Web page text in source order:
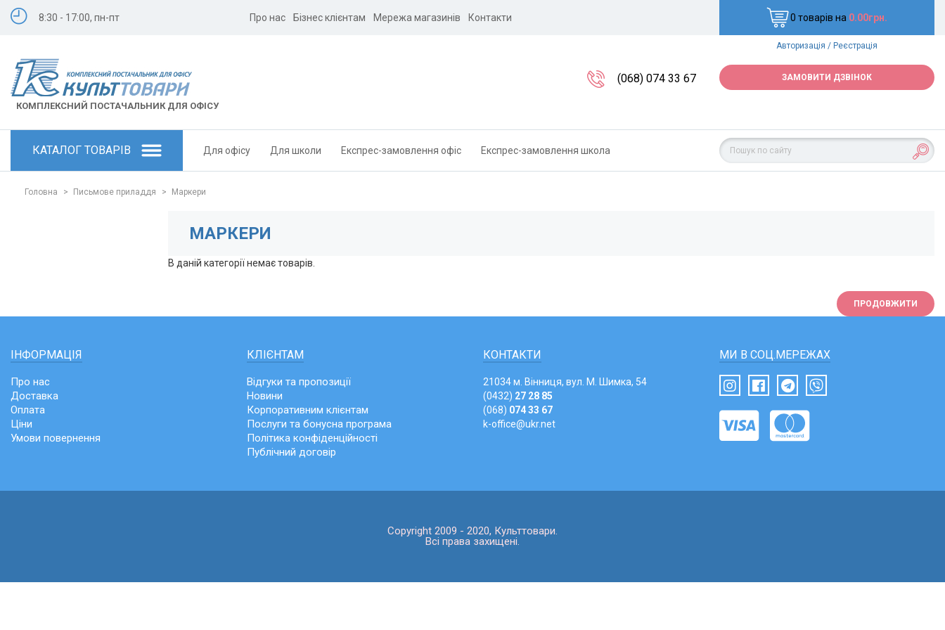
8:30 - 17:00, пн-пт Про нас Бізнес клієнтам Мережа магазинів Контакти 0 товарів на 0.00грн.
Авторизація / Реєстрація
КОМПЛЕКСНИЙ ПОСТАЧАЛЬНИК ДЛЯ ОФІСУ
(068) 074 33 67 ЗАМОВИТИ ДЗВІНОК
КАТАЛОГ ТОВАРІВ Для офісу Для школи Експрес-замовлення офіс Експрес-замовлення школа
Головна > Письмове приладдя > Маркери
МАРКЕРИ
В даній категорії немає товарів.
ПРОДОВЖИТИ
ІНФОРМАЦІЯ
Про нас
Доставка
Оплата
Ціни
Умови повернення
КЛІЄНТАМ
Відгуки та пропозиції
Новини
Корпоративним клієнтам
Послуги та бонусна програма
Політика конфіденційності
Публічний договір
КОНТАКТИ
21034 м. Вінниця, вул. М. Шимка, 54
(0432) 27 28 85
(068) 074 33 67
k-office@ukr.net
МИ В СОЦ.МЕРЕЖАХ
Copyright 2009 - 2020, Культтовари.
Всі права захищені.